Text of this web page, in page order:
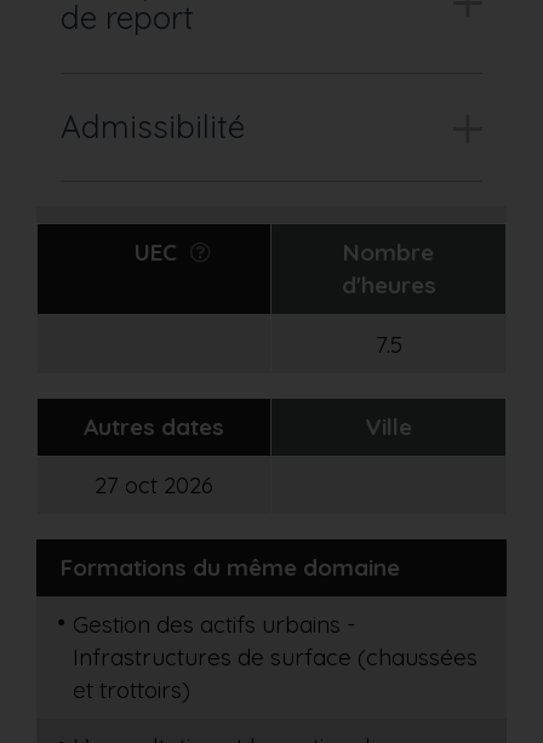
de report
Admissibilité
UEC
Nombre
d'heures
7.5
Autres dates
Ville
27 oct 2026
Formations du même domaine
Gestion des actifs urbains -
Infrastructures de surface (chaussées
et trottoirs)